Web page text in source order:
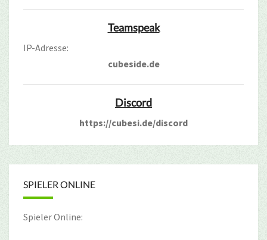
Teamspeak
IP-Adresse:
cubeside.de
Discord
https://cubesi.de/discord
SPIELER ONLINE
Spieler Online: